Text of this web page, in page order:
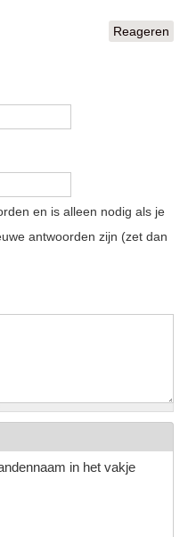
Reageren
en is alleen nodig als je
antwoorden zijn (zet dan
in het vakje